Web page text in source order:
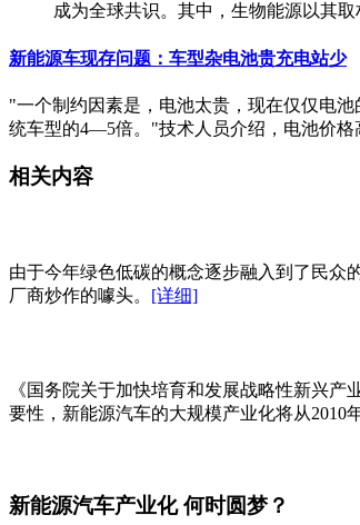
成为全球共识。其中，生物能源以其
新能源车现存问题：车型杂电池贵充电站少
"一个制约因素是，电池太贵，现在仅仅电
统车型的4—5倍。"技术人员介绍，电池价格
相关内容
由于今年绿色低碳的概念逐步融入到了民众
厂商炒作的噱头。 [详细]
《国务院关于加快培育和发展战略性新兴
要性，新能源汽车的大规模产业化将从2010
新能源汽车产业化 何时圆梦？